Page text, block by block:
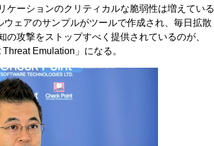
ケーションのクリティカルな脆弱性は増えている
ェアのサンプルがツールで作成され、毎日拡散
の攻撃をストップすべく提供されているのが、
Emulation」になる。